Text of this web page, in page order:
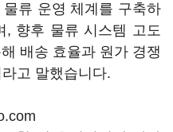
류 운영 체계를 구축하
, 향후 물류 시스템 고도
배송 효율과 원가 경쟁
고 말했습니다.